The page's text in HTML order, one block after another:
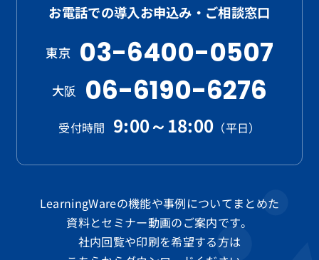
お電話での導入お申込み・ご相談窓口
東京 03-6400-0507
大阪 06-6190-6276
受付時間 9:00～18:00 （平日）
LearningWareの機能や事例についてまとめた
資料とセミナー動画のご案内です。
社内回覧や印刷を希望する方は